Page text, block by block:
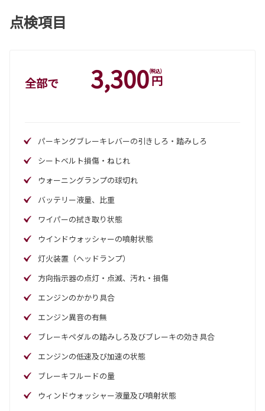
点検項目
3,300
全部で
(税込)
円
パーキングブレーキレバーの引きしろ・踏みしろ
シートベルト損傷・ねじれ
ウォーニングランプの球切れ
バッテリー液量、比重
ワイパーの拭き取り状態
ウインドウォッシャーの噴射状態
灯火装置（ヘッドランプ）
方向指示器の点灯・点滅、汚れ・損傷
エンジンのかかり具合
エンジン異音の有無
ブレーキペダルの踏みしろ及びブレーキの効き具合
エンジンの低速及び加速の状態
ブレーキフルードの量
ウィンドウォッシャー液量及び噴射状態